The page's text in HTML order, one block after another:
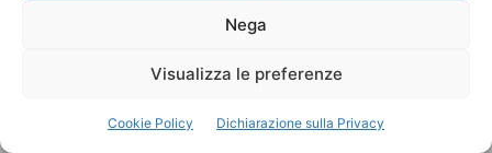
Nega
Visualizza le preferenze
Cookie Policy Dichiarazione sulla Privacy